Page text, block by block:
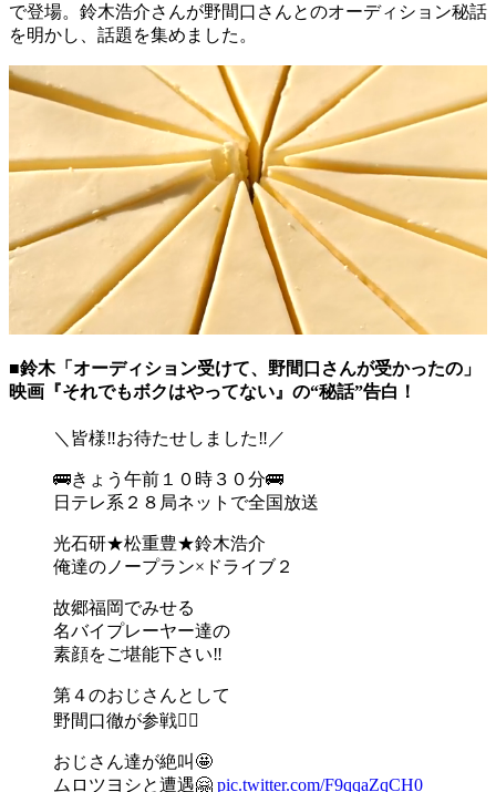
で登場。鈴木浩介さんが野間口さんとのオーディション秘話
を明かし、話題を集めました。
■鈴木「オーディション受けて、野間口さんが受かったの」
映画『それでもボクはやってない』の“秘話”告白！
＼皆様‼お待たせしました‼／
🚌きょう午前１０時３０分🚌
日テレ系２８局ネットで全国放送
光石研★松重豊★鈴木浩介
俺達のノープラン×ドライブ２
故郷福岡でみせる
名バイプレーヤー達の
素顔をご堪能下さい‼
第４のおじさんとして
野間口徹が参戦🙆‍♂️
おじさん達が絶叫🤩
ムロツヨシと遭遇🤗 pic.twitter.com/F9qqaZqCH0